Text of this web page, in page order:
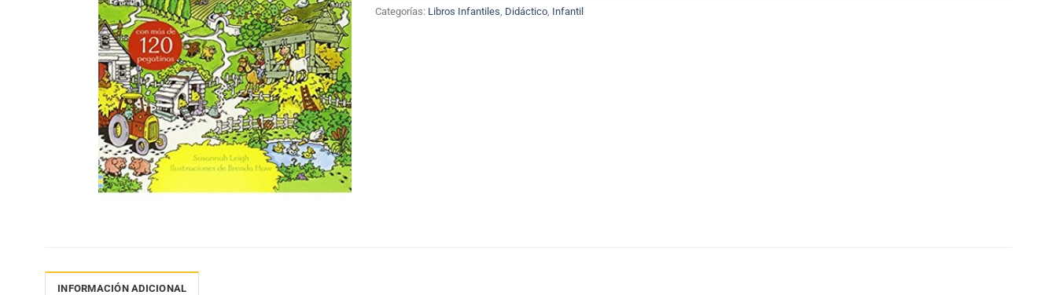
Categorías: Libros Infantiles Didáctico Infantil
INFORMACIÓN ADICIONAL